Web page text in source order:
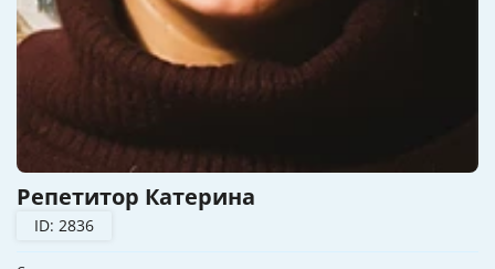
Репетитор Катерина
ID: 2836